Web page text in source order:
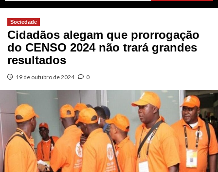
Sociedade
Cidadãos alegam que prorrogação
do CENSO 2024 não trará grandes
resultados
19 de outubro de 2024 0